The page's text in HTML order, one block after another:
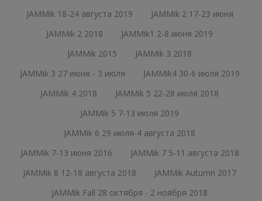
JAMMik 18-24 августа 2019
JAMMik 2 17-23 июня
JAMMik 2 2018
JAMMik1 2-8 июня 2019
JAMMik 2015
JAMMik 3 2018
JAMMik 3 27 июня - 3 июля
JAMMik4 30-6 июля 2019
JAMMik 4 2018
JAMMik 5 22-28 июля 2018
JAMMik 5 7-13 июля 2019
JAMMik 6 29 июля-4 августа 2018
JAMMik 7-13 июня 2016
JAMMik 7 5-11 августа 2018
JAMMik 8 12-18 августа 2018
JAMMik Autumn 2017
JAMMik Fall 28 октября - 2 ноября 2018